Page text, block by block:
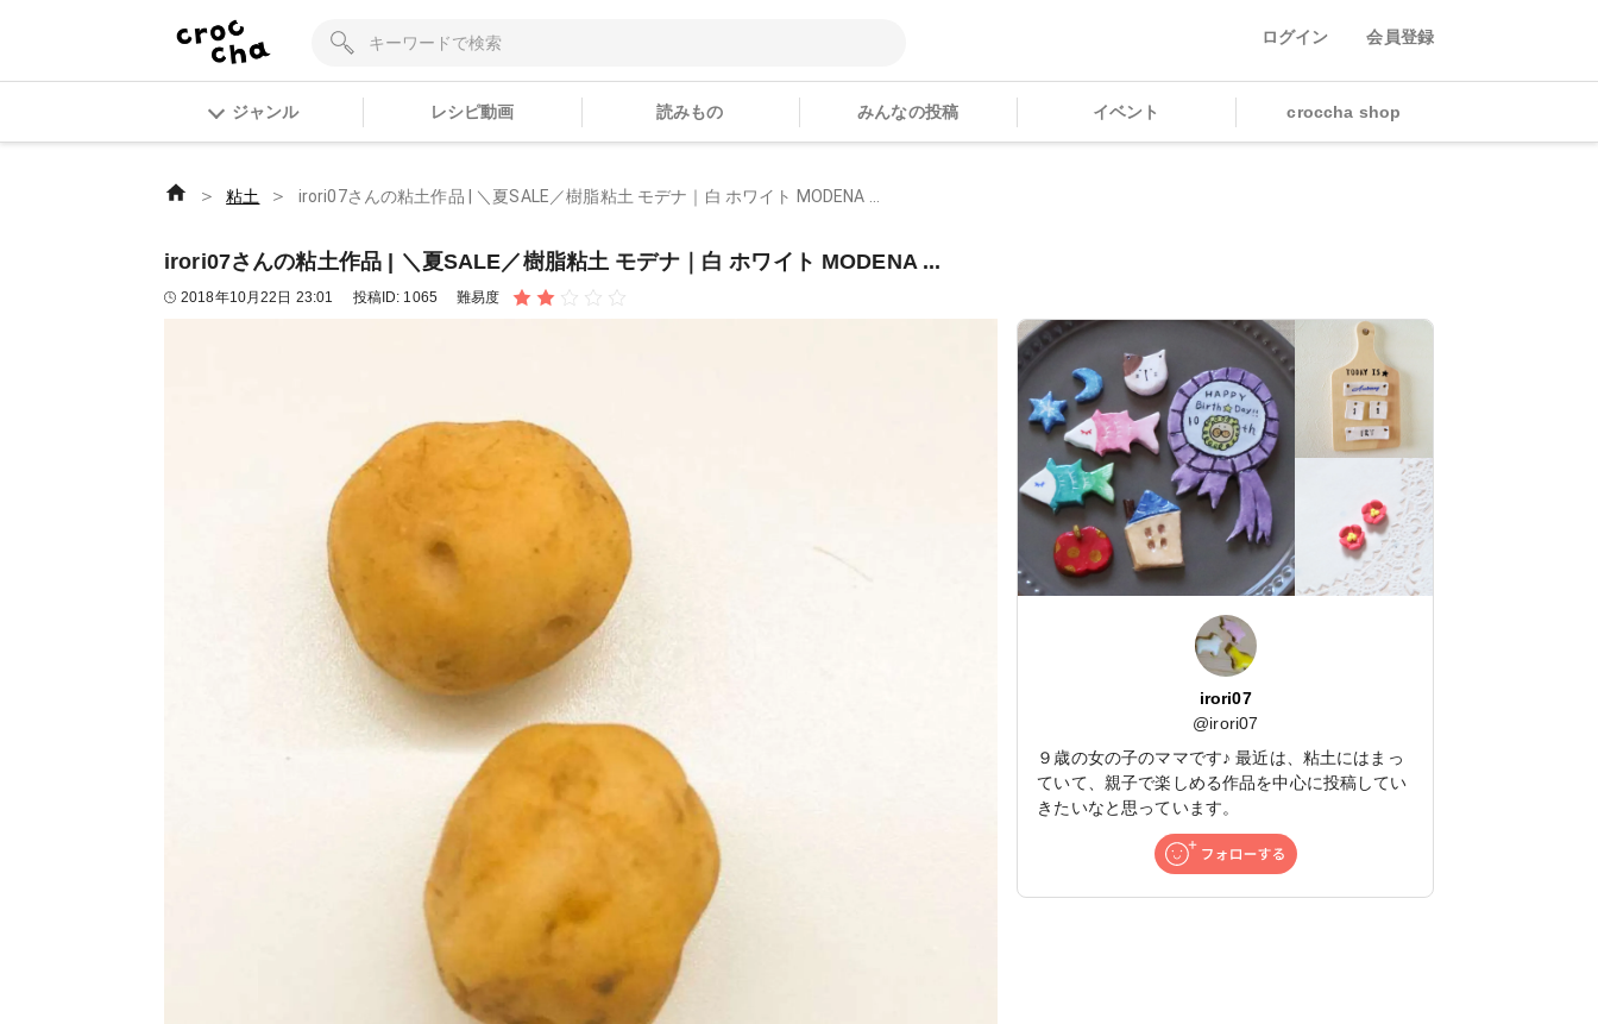
ログイン 会員登録
ジャンル レシピ動画 読みもの みんなの投稿 イベント croccha shop
＞ 粘土 ＞ irori07さんの粘土作品 | ＼夏SALE／樹脂粘土 モデナ｜白 ホワイト MODENA ...
irori07さんの粘土作品 | ＼夏SALE／樹脂粘土 モデナ｜白 ホワイト MODENA ...
2018年10月22日 23:01 投稿ID: 1065 難易度
irori07
@irori07
９歳の女の子のママです♪ 最近は、粘土にはまっ
ていて、親子で楽しめる作品を中心に投稿してい
きたいなと思っています。